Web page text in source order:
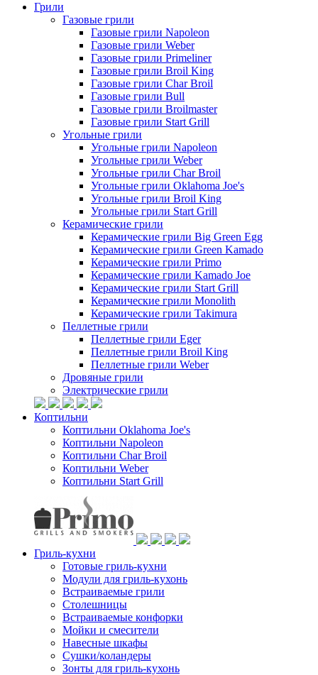
Грили
Газовые грили
Газовые грили Napoleon
Газовые грили Weber
Газовые грили Primeliner
Газовые грили Broil King
Газовые грили Char Broil
Газовые грили Bull
Газовые грили Broilmaster
Газовые грили Start Grill
Угольные грили
Угольные грили Napoleon
Угольные грили Weber
Угольные грили Char Broil
Угольные грили Oklahoma Joe's
Угольные грили Broil King
Угольные грили Start Grill
Керамические грили
Керамические грили Big Green Egg
Керамические грили Green Kamado
Керамические грили Primo
Керамические грили Kamado Joe
Керамические грили Start Grill
Керамические грили Monolith
Керамические грили Takimura
Пеллетные грили
Пеллетные грили Eger
Пеллетные грили Broil King
Пеллетные грили Weber
Дровяные грили
Электрические грили
Коптильни
Коптильни Oklahoma Joe's
Коптильни Napoleon
Коптильни Char Broil
Коптильни Weber
Коптильни Start Grill
Гриль-кухни
Готовые гриль-кухни
Модули для гриль-кухонь
Встраиваемые грили
Столешницы
Встраиваемые конфорки
Мойки и смесители
Навесные шкафы
Сушки/коландеры
Зонты для гриль-кухонь